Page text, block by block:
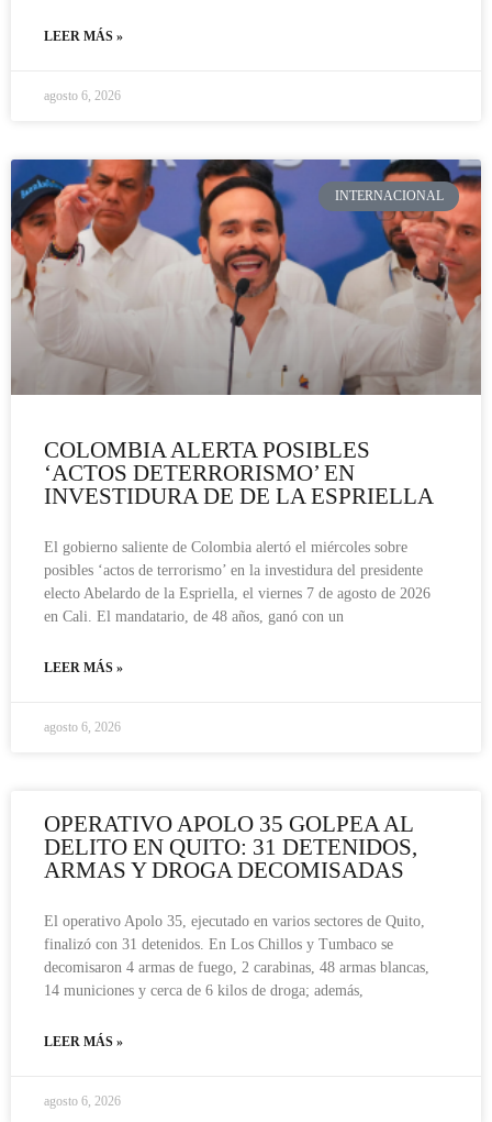
LEER MÁS »
agosto 6, 2026
INTERNACIONAL
COLOMBIA ALERTA POSIBLES
‘ACTOS DETERRORISMO’ EN
INVESTIDURA DE DE LA ESPRIELLA
El gobierno saliente de Colombia alertó el miércoles sobre
posibles ‘actos de terrorismo’ en la investidura del presidente
electo Abelardo de la Espriella, el viernes 7 de agosto de 2026
en Cali. El mandatario, de 48 años, ganó con un
LEER MÁS »
agosto 6, 2026
OPERATIVO APOLO 35 GOLPEA AL
DELITO EN QUITO: 31 DETENIDOS,
ARMAS Y DROGA DECOMISADAS
El operativo Apolo 35, ejecutado en varios sectores de Quito,
finalizó con 31 detenidos. En Los Chillos y Tumbaco se
decomisaron 4 armas de fuego, 2 carabinas, 48 armas blancas,
14 municiones y cerca de 6 kilos de droga; además,
LEER MÁS »
agosto 6, 2026